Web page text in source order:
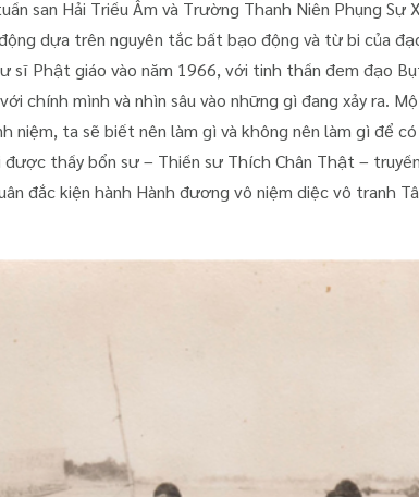
san Hải Triều Âm và Trường Thanh Niên Phụng
dựa trên nguyên tắc bất bạo động và từ bi của
sĩ Phật giáo vào năm 1966, với tinh thần đem đạo
chính mình và nhìn sâu vào những gì đang xảy ra.
niệm, ta sẽ biết nên làm gì và không nên làm gì để
thầy bổn sư – Thiền sư Thích Chân Thật –
đắc kiện hành Hành đương vô niệm diệc vô tranh